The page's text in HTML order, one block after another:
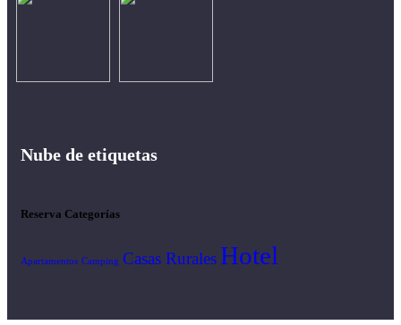
Nube de etiquetas
Reserva Categorías
Apartamentos Camping Casas Rurales Hotel